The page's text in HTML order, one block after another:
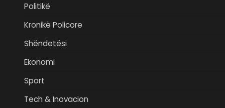
Politikë
Kronikë Policore
Shëndetësi
Ekonomi
Sport
Tech & Inovacion